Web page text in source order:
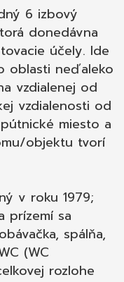
podpivničený;
niekoľko áut
domu väčšie
pri dome aj
dielňa,
pár čísel: - v
- nech z toho je
mesiac; - za 1
obsadenosť
mesiac → za
6 izbový
donedávna
účely. Ide
oblasti neďaleko
vzdialenej od
vzdialenosti od
miesto a
objektu tvorí
v roku 1979;
prízemí sa
spálňa,
(WC
rozlohe